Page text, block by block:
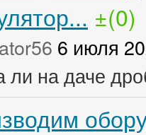
±(0)
6 июля
ли на даче